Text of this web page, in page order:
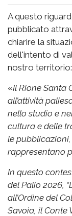
A questo
pubblicato
chiarire la
dell'intento di
nostro territorio:
«Il Rione Santa
all’attività
nello studio e
cultura e delle
le
rappresentano
In questo
del Palio 2026,
all’Ordine del
Savoia, il Conte